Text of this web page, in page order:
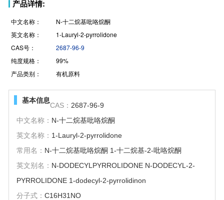
产品详情:
中文名称：
N-十二烷基吡咯烷酮
英文名称：
1-Lauryl-2-pyrrolidone
CAS号：
2687-96-9
纯度规格：
99%
产品类别：
有机原料
基本信息
CAS： 2687-96-9
中文名称： N-十二烷基吡咯烷酮
英文名称： 1-Lauryl-2-pyrrolidone
常用名： N-十二烷基吡咯烷酮 1-十二烷基-2-吡咯烷酮
英文别名： N-DODECYLPYRROLIDONE N-DODECYL-2-
PYRROLIDONE 1-dodecyl-2-pyrrolidinon
分子式： C16H31NO